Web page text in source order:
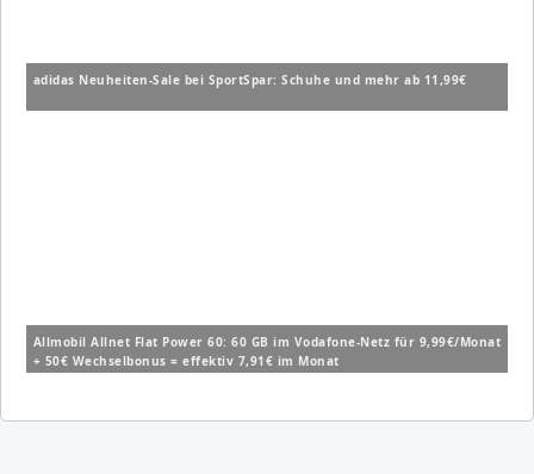
adidas Neuheiten-Sale bei SportSpar: Schuhe und mehr ab 11,99€
Allmobil Allnet Flat Power 60: 60 GB im Vodafone-Netz für 9,99€/Monat
+ 50€ Wechselbonus = effektiv 7,91€ im Monat